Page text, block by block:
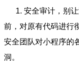
1. 安全审计，别让
前，对原有代码进行
安全团队对小程序的
洞。